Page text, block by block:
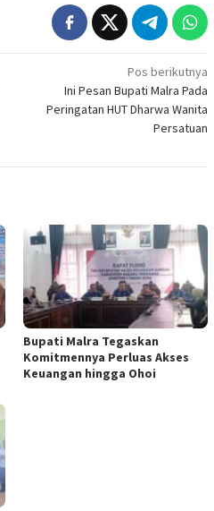
Pos berikutnya
Ini Pesan Bupati Malra Pada
Peringatan HUT Dharwa Wanita
Persatuan
Bupati Malra Tegaskan
Komitmennya Perluas Akses
Keuangan hingga Ohoi